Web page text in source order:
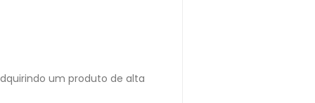
um produto de alta